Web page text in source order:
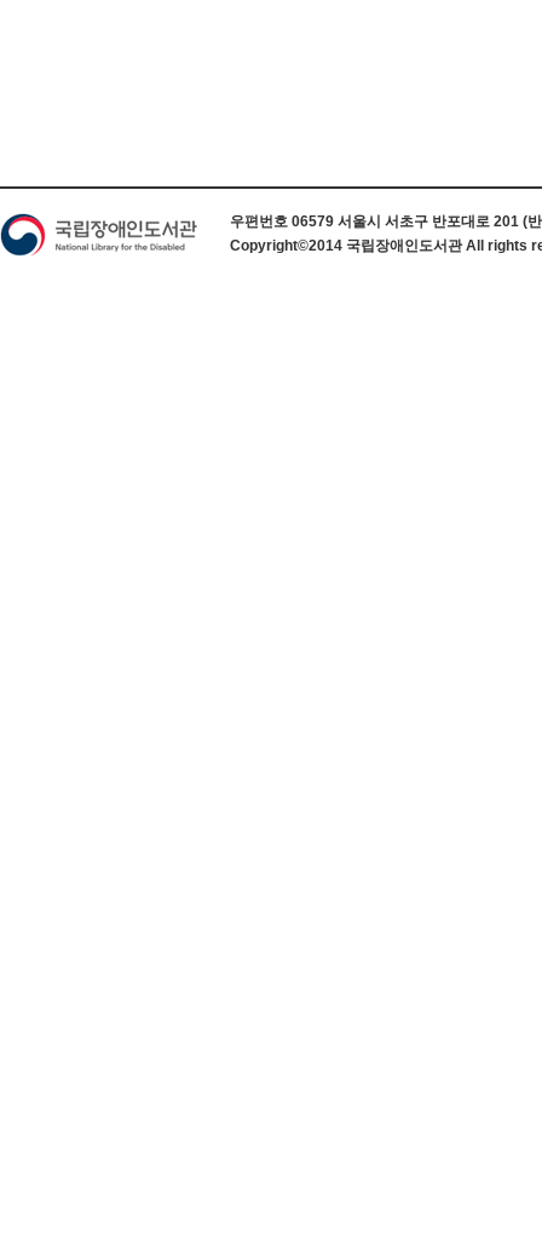
우편번호 06579 서울시 서초구 반포대로 201 (
Copyright©2014 국립장애인도서관 All rights